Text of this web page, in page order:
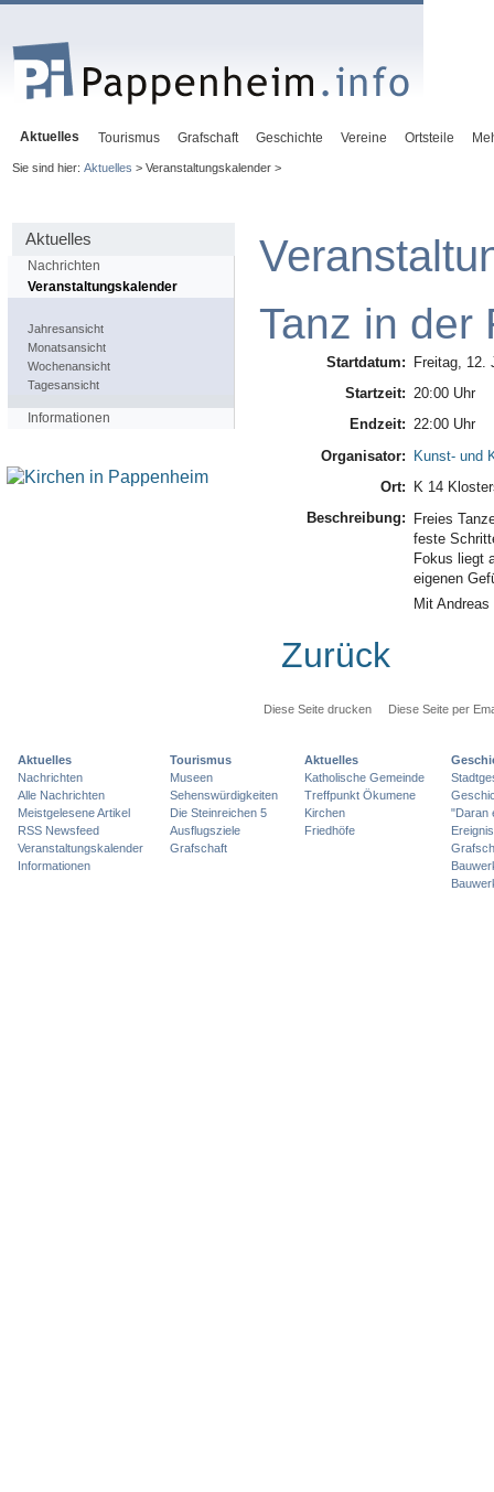
Aktuelles Tourismus Grafschaft Geschichte Vereine Ortsteile
Sie sind hier: Aktuelles > Veranstaltungskalender >
Aktuelles
Nachrichten
Veranstaltungskalender
Jahresansicht
Monatsansicht
Wochenansicht
Tagesansicht
Informationen
Tanz in der
Startdatum:
Freitag, 12.
Startzeit: 20:00 Uhr
Endzeit: 22:00 Uhr
Organisator: Kunst- und
Ort:
K 14
Beschreibung:
Freies
feste
Fokus liegt
eigenen
Mit Andreas
Zurück
Diese Seite drucken Diese Seite per
Aktuelles
Nachrichten
Alle Nachrichten
Meistgelesene Artikel
RSS Newsfeed
Veranstaltungskalender
Informationen
Tourismus
Museen
Sehenswürdigkeiten
Die Steinreichen 5
Ausflugsziele
Grafschaft
Aktuelles
Katholische Gemeinde
Treffpunkt Ökumene
Kirchen
Friedhöfe
"Daran